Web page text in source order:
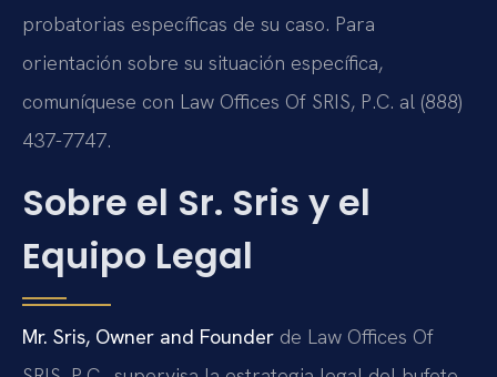
probatorias específicas de su caso. Para
orientación sobre su situación específica,
comuníquese con Law Offices Of SRIS, P.C. al (888)
437-7747.
Sobre el Sr. Sris y el
Equipo Legal
Mr. Sris, Owner and Founder de Law Offices Of